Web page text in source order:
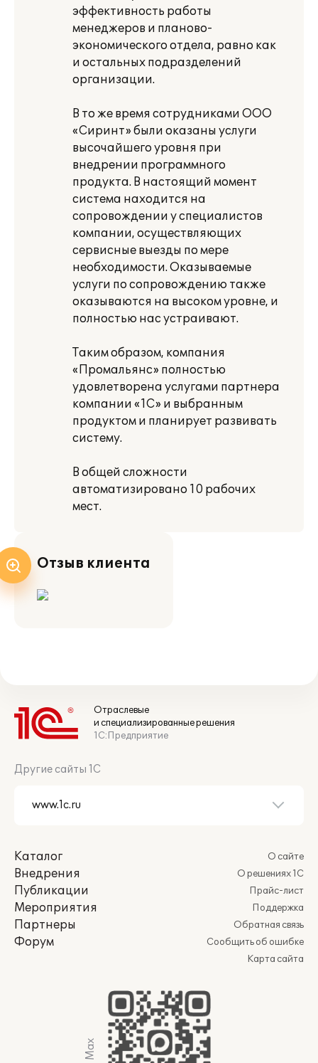
эффективность работы
менеджеров и планово-
экономического отдела, равно как
и остальных подразделений
организации.
В то же время сотрудниками ООО
«Сиринт» были оказаны услуги
высочайшего уровня при
внедрении программного
продукта. В настоящий момент
система находится на
сопровождении у специалистов
компании, осуществляющих
сервисные выезды по мере
необходимости. Оказываемые
услуги по сопровождению также
оказываются на высоком уровне, и
полностью нас устраивают.
Таким образом, компания
«Промальянс» полностью
удовлетворена услугами партнера
компании «1С» и выбранным
продуктом и планирует развивать
систему.
В общей сложности
автоматизировано 10 рабочих
мест.
Отзыв клиента
Отраслевые
и специализированные решения
1С:Предприятие
Другие сайты 1С
Каталог
Внедрения
Публикации
Мероприятия
Партнеры
Форум
О сайте
О решениях 1С
Прайс-лист
Поддержка
Обратная связь
Сообщить об ошибке
Карта сайта